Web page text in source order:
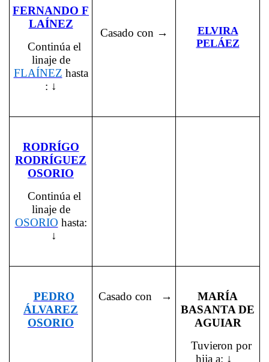
FERNANDO F
LAÍNEZ
Continúa el
linaje de
FLAÍNEZ hasta
: ↓
Casado con →
ELVIRA
PELÁEZ
RODRÍGO
RODRÍGUEZ
OSORIO
Continúa el
linaje de
OSORIO hasta:
↓
PEDRO
ÁLVAREZ
OSORIO
Casado con →
MARÍA
BASANTA DE
AGUIAR
Tuvieron por
hija a: ↓